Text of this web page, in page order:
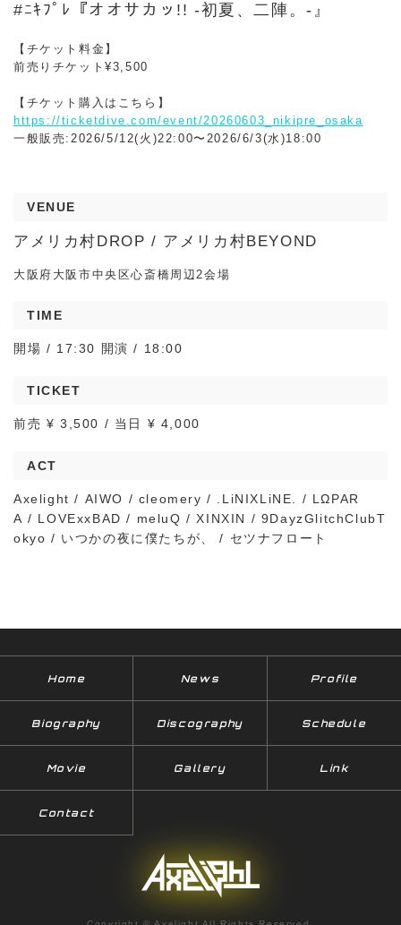
#ﾆｷﾌﾟﾚ『オオサカッ!! -初夏、二陣。-』
【チケット料金】
前売りチケット¥3,500
【チケット購入はこちら】
https://ticketdive.com/event/20260603_nikipre_osaka
一般販売:2026/5/12(火)22:00〜2026/6/3(水)18:00
VENUE
アメリカ村DROP / アメリカ村BEYOND
大阪府大阪市中央区心斎橋周辺2会場
TIME
開場 / 17:30 開演 / 18:00
TICKET
前売 ¥ 3,500 / 当日 ¥ 4,000
ACT
Axelight / AIWO / cleomery / .LiNIXLiNE. / LΩPAR
A / LOVExxBAD / meluQ / XINXIN / 9DayzGlitchClubT
okyo / いつかの夜に僕たちが、 / セツナフロート
Home News Profile
Biography Discography Schedule
Movie Gallery Link
Contact